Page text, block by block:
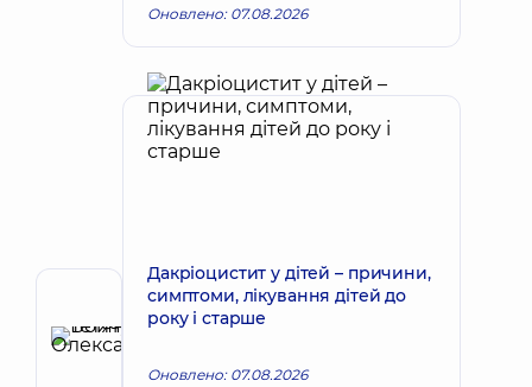
Автор
Бойчун
Запис до лікаря
Оновлено: 07.08.2026
Дакріоцистит у дітей – причини,
симптоми, лікування дітей до
року і старше
Оновлено: 07.08.2026